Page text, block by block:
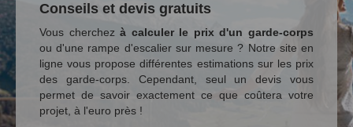
Conseils et devis gratuits
Vous cherchezà calculer le prix d'un garde-corps
ou d'une rampe d'escalier sur mesure ? Notre site en
ligne vous propose différentes estimations sur les prix
des garde-corps. Cependant, seul un devis vous
permet de savoir exactement ce que coûtera votre
projet, à l'euro près !